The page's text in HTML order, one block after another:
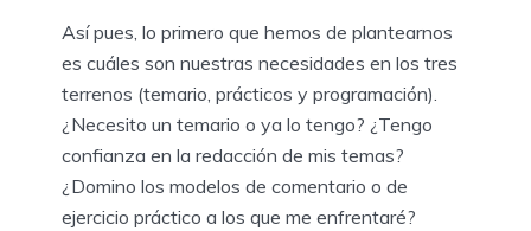
Así pues, lo primero que hemos de plantearnos
es cuáles son nuestras necesidades en los tres
terrenos (temario, prácticos y programación).
¿Necesito un temario o ya lo tengo? ¿Tengo
confianza en la redacción de mis temas?
¿Domino los modelos de comentario o de
ejercicio práctico a los que me enfrentaré?